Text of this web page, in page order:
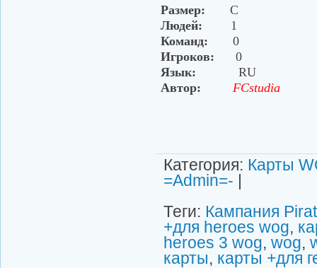
Размер: С
Людей: 1
Команд: 0
Игроков: 0
Язык: RU
Автор: FCstudia
Категория: Карты
=Admin=- |
Теги: Кампания
+для heroes wog,
heroes 3 wog, wog,
карты, карты +для